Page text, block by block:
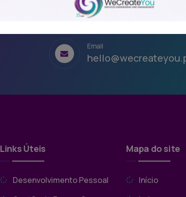
Email
Links Úteis
Desenvolvimento Pessoal
Mapa do site
Início